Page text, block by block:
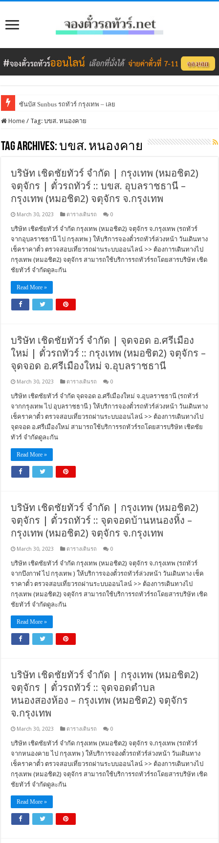
ซันบัส Sunbus รถทัวร์ กรุงเทพ – เลย
Home / Tag:บขส. หนองคาย
Tag Archives: บขส. หนองคาย
บริษัท เชิดชัยทัวร์ จำกัด | กรุงเทพ (หมอชิต2)
จตุจักร | ตั๋วรถทัวร์ :: บขส. อุบลราชธานี –
กรุงเทพ (หมอชิต2) จตุจักร จ.กรุงเทพ
March 30, 2023 ตารางเดินรถ 0
บริษัท เชิดชัยทัวร์ จำกัด กรุงเทพ (หมอชิต2) จตุจักร จ.กรุงเทพ (รถทัวร์
จากอุบลราชธานี ไป กรุงเทพ ) ให้บริการจองตั๋วรถทัวร์ล่วงหน้า วันเดินทาง
เช็คราคาตั๋ว ตรวจสอบเที่ยวรถผ่านระบบออนไลน์ >> ต้องการเดินทางไป
กรุงเทพ (หมอชิต2) จตุจักร สามารถใช้บริการรถทัวร์รถโดยสารบริษัท เชิด
ชัยทัวร์ จำกัดดูละกัน
Read More »
บริษัท เชิดชัยทัวร์ จำกัด | จุดจอด อ.ศรีเมือง
ใหม่ | ตั๋วรถทัวร์ :: กรุงเทพ (หมอชิต2) จตุจักร –
จุดจอด อ.ศรีเมืองใหม่ จ.อุบลราชธานี
March 30, 2023 ตารางเดินรถ 0
บริษัท เชิดชัยทัวร์ จำกัด จุดจอด อ.ศรีเมืองใหม่ จ.อุบลราชธานี (รถทัวร์
จากกรุงเทพ ไป อุบลราชธานี ) ให้บริการจองตั๋วรถทัวร์ล่วงหน้า วันเดินทาง
เช็คราคาตั๋ว ตรวจสอบเที่ยวรถผ่านระบบออนไลน์ >> ต้องการเดินทางไป
จุดจอด อ.ศรีเมืองใหม่ สามารถใช้บริการรถทัวร์รถโดยสารบริษัท เชิดชัย
ทัวร์ จำกัดดูละกัน
Read More »
บริษัท เชิดชัยทัวร์ จำกัด | กรุงเทพ (หมอชิต2)
จตุจักร | ตั๋วรถทัวร์ :: จุดจอดบ้านหนองหิ้ง –
กรุงเทพ (หมอชิต2) จตุจักร จ.กรุงเทพ
March 30, 2023 ตารางเดินรถ 0
บริษัท เชิดชัยทัวร์ จำกัด กรุงเทพ (หมอชิต2) จตุจักร จ.กรุงเทพ (รถทัวร์
จากบึงกาฬ ไป กรุงเทพ ) ให้บริการจองตั๋วรถทัวร์ล่วงหน้า วันเดินทาง เช็ค
ราคาตั๋ว ตรวจสอบเที่ยวรถผ่านระบบออนไลน์ >> ต้องการเดินทางไป
กรุงเทพ (หมอชิต2) จตุจักร สามารถใช้บริการรถทัวร์รถโดยสารบริษัท เชิด
ชัยทัวร์ จำกัดดูละกัน
Read More »
บริษัท เชิดชัยทัวร์ จำกัด | กรุงเทพ (หมอชิต2)
จตุจักร | ตั๋วรถทัวร์ :: จุดจอดตำบล
หนองสองห้อง – กรุงเทพ (หมอชิต2) จตุจักร
จ.กรุงเทพ
March 30, 2023 ตารางเดินรถ 0
บริษัท เชิดชัยทัวร์ จำกัด กรุงเทพ (หมอชิต2) จตุจักร จ.กรุงเทพ (รถทัวร์
จากหนองคาย ไป กรุงเทพ ) ให้บริการจองตั๋วรถทัวร์ล่วงหน้า วันเดินทาง
เช็คราคาตั๋ว ตรวจสอบเที่ยวรถผ่านระบบออนไลน์ >> ต้องการเดินทางไป
กรุงเทพ (หมอชิต2) จตุจักร สามารถใช้บริการรถทัวร์รถโดยสารบริษัท เชิด
ชัยทัวร์ จำกัดดูละกัน
Read More »